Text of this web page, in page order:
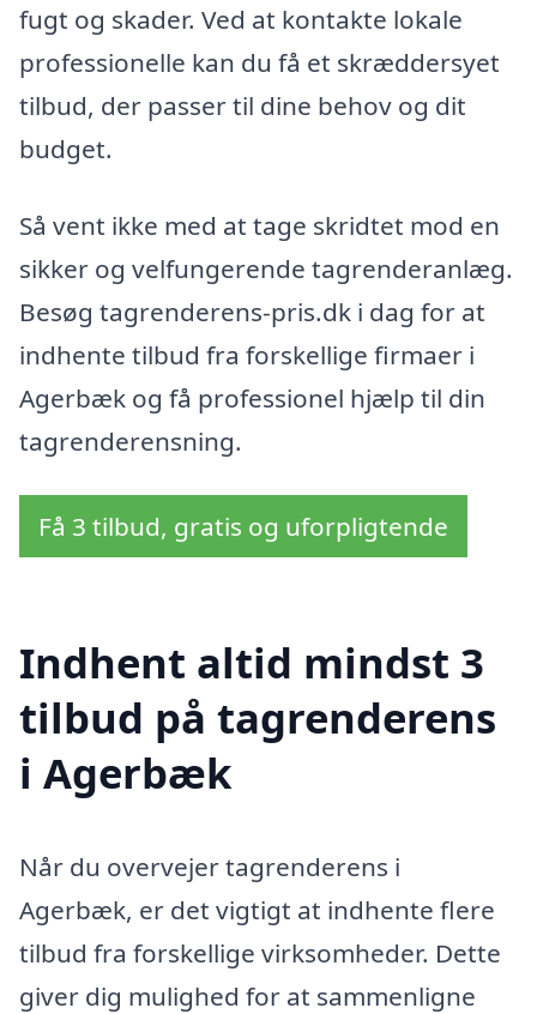
fugt og skader. Ved at kontakte lokale
professionelle kan du få et skræddersyet
tilbud, der passer til dine behov og dit
budget.
Så vent ikke med at tage skridtet mod en
sikker og velfungerende tagrenderanlæg.
Besøg tagrenderens-pris.dk i dag for at
indhente tilbud fra forskellige firmaer i
Agerbæk og få professionel hjælp til din
tagrenderensning.
Få 3 tilbud, gratis og uforpligtende
Indhent altid mindst 3
tilbud på tagrenderens
i Agerbæk
Når du overvejer tagrenderens i
Agerbæk, er det vigtigt at indhente flere
tilbud fra forskellige virksomheder. Dette
giver dig mulighed for at sammenligne